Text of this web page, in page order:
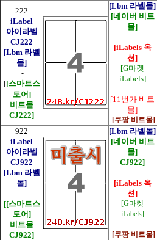
222
iLabel
아이라벨
CJ222
[Lbm 라벨
몰]
-
[[스마트스
토어]
비트몰
CJ222]
[Lbm 라벨몰]
[네이버 비트
몰]
[iLabels 옥
션]
[G마켓
iLabels]
[11번가 비트
몰]
[쿠팡 비트몰]
922
iLabel
아이라벨
CJ922
[Lbm 라벨
몰]
-
[[스마트스
토어]
비트몰
CJ922]
[Lbm 라벨몰]
[네이버 비트
몰]
CJ922]
[iLabels 옥
션]
[G마켓
iLabels]
[쿠팡 비트몰]